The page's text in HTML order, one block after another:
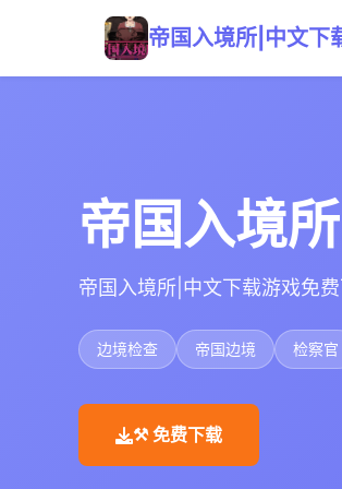
帝国入境所|中文下
帝国入境
帝国入境所|中文下载游戏免
边境检查 帝国边境 检察官
⚒️ 免费下载